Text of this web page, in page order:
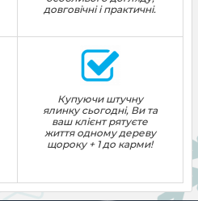
довговічні і практичні.
Купуючи штучну
ялинку сьогодні, Ви та
ваш клієнт рятуєте
життя одному дереву
щороку + 1 до карми!